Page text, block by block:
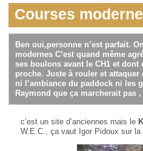
Courses
Ben oui,personne n’est parfait.
modernes C’est quand même
ses boulons avant le CH1 et
proche. Juste à rouler et attaquer
ni l’ambiance du paddock ni les
Raymond que ça marcherait pas
c’est un site d’anciennes mais le
W.E.C., ça vaut Igor Pidoux sur la